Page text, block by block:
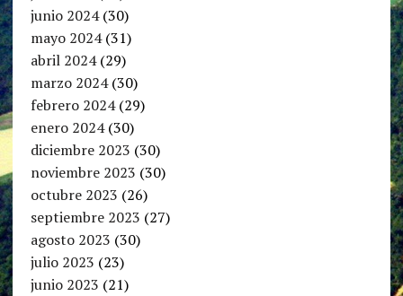
junio 2024(30)
mayo 2024(31)
abril 2024(29)
marzo 2024(30)
febrero 2024(29)
enero 2024(30)
diciembre 2023 (30)
noviembre 2023 (30)
octubre 2023 (26)
septiembre 2023 (27)
agosto 2023 (30)
julio 2023 (23)
junio 2023 (21)